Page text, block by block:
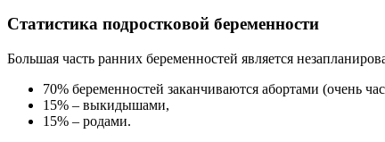
Статистика подростковой беременности
Большая часть ранних беременностей является
70% беременностей заканчиваются абортами (очень
15% – выкидышами,
15% – родами.